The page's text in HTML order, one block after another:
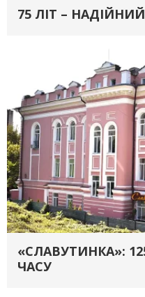
75 ЛІТ –
«СЛАВУТИНКА»:
ЧАСУ